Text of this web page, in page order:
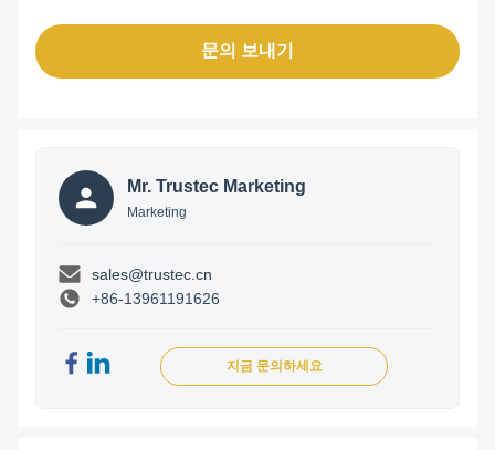
문의 보내기
Mr. Trustec Marketing
Marketing
sales@trustec.cn
+86-13961191626
지금 문의하세요